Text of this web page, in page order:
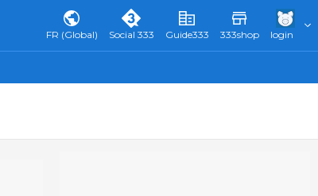
FR (Global) Social 333 Guide333 333shop login